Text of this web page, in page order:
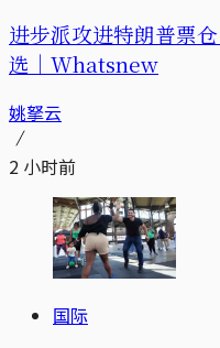
进步派攻进特朗普票
选｜Whatsnew
姚拏云
2 小时前
国际